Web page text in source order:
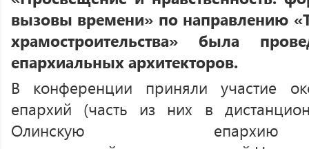
вызовы времени» по направлению
храмостроительства» была
епархиальных архитекторов.
В конференции приняли участие
епархий (часть из них в
Олинскую епархию